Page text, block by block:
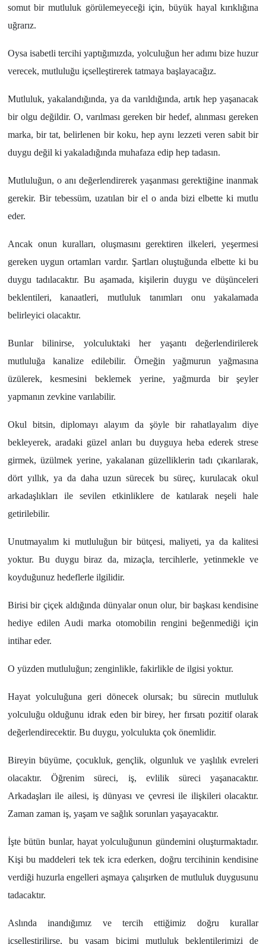
somut bir mutluluk görülemeyeceği için, büyük hayal kırıklığına
uğrarız.
Oysa isabetli tercihi yaptığımızda, yolculuğun her adımı bize huzur
verecek, mutluluğu içselleştirerek tatmaya başlayacağız.
Mutluluk, yakalandığında, ya da varıldığında, artık hep yaşanacak
bir olgu değildir. O, varılması gereken bir hedef, alınması gereken
marka, bir tat, belirlenen bir koku, hep aynı lezzeti veren sabit bir
duygu değil ki yakaladığında muhafaza edip hep tadasın.
Mutluluğun, o anı değerlendirerek yaşanması gerektiğine inanmak
gerekir. Bir tebessüm, uzatılan bir el o anda bizi elbette ki mutlu
eder.
Ancak onun kuralları, oluşmasını gerektiren ilkeleri, yeşermesi
gereken uygun ortamları vardır. Şartları oluştuğunda elbette ki bu
duygu tadılacaktır. Bu aşamada, kişilerin duygu ve düşünceleri
beklentileri, kanaatleri, mutluluk tanımları onu yakalamada
belirleyici olacaktır.
Bunlar bilinirse, yolculuktaki her yaşantı değerlendirilerek
mutluluğa kanalize edilebilir. Örneğin yağmurun yağmasına
üzülerek, kesmesini beklemek yerine, yağmurda bir şeyler
yapmanın zevkine varılabilir.
Okul bitsin, diplomayı alayım da şöyle bir rahatlayalım diye
bekleyerek, aradaki güzel anları bu duyguya heba ederek strese
girmek, üzülmek yerine, yakalanan güzelliklerin tadı çıkarılarak,
dört yıllık, ya da daha uzun sürecek bu süreç, kurulacak okul
arkadaşlıkları ile sevilen etkinliklere de katılarak neşeli hale
getirilebilir.
Unutmayalım ki mutluluğun bir bütçesi, maliyeti, ya da kalitesi
yoktur. Bu duygu biraz da, mizaçla, tercihlerle, yetinmekle ve
koyduğunuz hedeflerle ilgilidir.
Birisi bir çiçek aldığında dünyalar onun olur, bir başkası kendisine
hediye edilen Audi marka otomobilin rengini beğenmediği için
intihar eder.
O yüzden mutluluğun; zenginlikle, fakirlikle de ilgisi yoktur.
Hayat yolculuğuna geri dönecek olursak; bu sürecin mutluluk
yolculuğu olduğunu idrak eden bir birey, her fırsatı pozitif olarak
değerlendirecektir. Bu duygu, yolculukta çok önemlidir.
Bireyin büyüme, çocukluk, gençlik, olgunluk ve yaşlılık evreleri
olacaktır. Öğrenim süreci, iş, evlilik süreci yaşanacaktır.
Arkadaşları ile ailesi, iş dünyası ve çevresi ile ilişkileri olacaktır.
Zaman zaman iş, yaşam ve sağlık sorunları yaşayacaktır.
İşte bütün bunlar, hayat yolculuğunun gündemini oluşturmaktadır.
Kişi bu maddeleri tek tek icra ederken, doğru tercihinin kendisine
verdiği huzurla engelleri aşmaya çalışırken de mutluluk duygusunu
tadacaktır.
Aslında inandığımız ve tercih ettiğimiz doğru kurallar
içselleştirilirse, bu yaşam biçimi mutluluk beklentilerimizi de